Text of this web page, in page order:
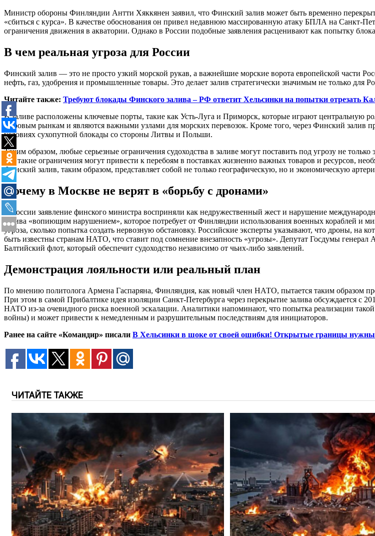
Министр обороны Финляндии Антти Хяккянен заявил, что Финский залив может быть временно перекрыт
«сбиться с курса». В качестве обоснования он привел недавнюю массированную атаку БПЛА на Санкт-
ограничения движения в акватории. Однако в России подобные заявления расценивают как попытку
В чем реальная угроза для России
Финский залив — это не просто узкий морской рукав, а важнейшие морские ворота европейской части
нефть, газ, удобрения и промышленные товары. Это делает залив стратегически значимым не только для
Читайте также: Требуют блокады Финского залива – РФ ответит Хельсинки на попытки отрезать
В заливе расположены ключевые порты, такие как Усть-Луга и Приморск, которые играют центральную
мировым рынкам и являются важными узлами для морских перевозок. Кроме того, через Финский залив
условиях сухопутной блокады со стороны Литвы и Польши.
Таким образом, любые серьезные ограничения судоходства в заливе могут поставить под угрозу не
что такие ограничения могут привести к перебоям в поставках жизненно важных товаров и ресурсов,
Финский залив, таким образом, представляет собой не только географическую, но и экономическую
Почему в Москве не верят в «борьбу с дронами»
В России заявление финского министра восприняли как недружественный жест и нарушение
залива «вопиющим нарушением», которое потребует от Финляндии использования военных кораблей и
угроза, сколько попытка создать нервозную обстановку. Российские эксперты указывают, что дроны,
быть известны странам НАТО, что ставит под сомнение внезапность «угрозы». Депутат Госдумы генерал
Балтийский флот, который обеспечит судоходство независимо от чьих-либо заявлений.
Демонстрация лояльности или реальный план
По мнению политолога Армена Гаспаряна, Финляндия, как новый член НАТО, пытается таким образом
При этом в самой Прибалтике идея изоляции Санкт-Петербурга через перекрытие залива обсуждается с
НАТО из-за очевидного риска военной эскалации. Аналитики напоминают, что попытка реализации
войны) и может привести к немедленным и разрушительным последствиям для инициаторов.
Ранее на сайте «Командир» писали В Хельсинки в шоке от своей ошибки! Открытые границы нужны
ЧИТАЙТЕ ТАКЖЕ